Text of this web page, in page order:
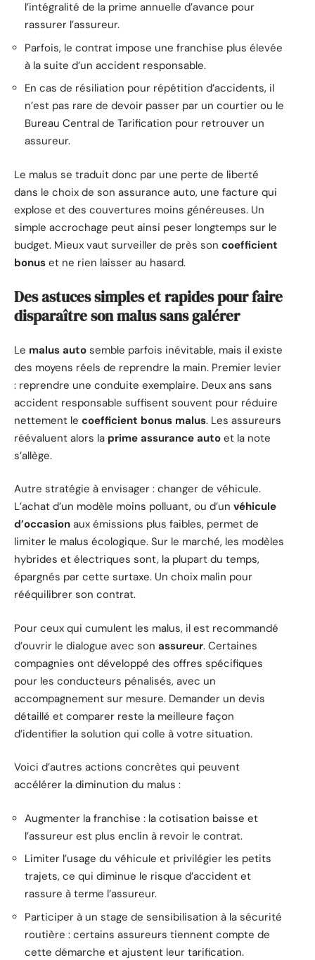
l’intégralité de la prime annuelle d’avance pour
rassurer l’assureur.
Parfois, le contrat impose une franchise plus élevée
à la suite d’un accident responsable.
En cas de résiliation pour répétition d’accidents, il
n’est pas rare de devoir passer par un courtier ou le
Bureau Central de Tarification pour retrouver un
assureur.
Le malus se traduit donc par une perte de liberté
dans le choix de son assurance auto, une facture qui
explose et des couvertures moins généreuses. Un
simple accrochage peut ainsi peser longtemps sur le
budget. Mieux vaut surveiller de près son coefficient
bonus et ne rien laisser au hasard.
Des astuces simples et rapides pour faire
disparaître son malus sans galérer
Le malus auto semble parfois inévitable, mais il existe
des moyens réels de reprendre la main. Premier levier
: reprendre une conduite exemplaire. Deux ans sans
accident responsable suffisent souvent pour réduire
nettement le coefficient bonus malus. Les assureurs
réévaluent alors la prime assurance auto et la note
s’allège.
Autre stratégie à envisager : changer de véhicule.
L’achat d’un modèle moins polluant, ou d’un véhicule
d’occasion aux émissions plus faibles, permet de
limiter le malus écologique. Sur le marché, les modèles
hybrides et électriques sont, la plupart du temps,
épargnés par cette surtaxe. Un choix malin pour
rééquilibrer son contrat.
Pour ceux qui cumulent les malus, il est recommandé
d’ouvrir le dialogue avec son assureur. Certaines
compagnies ont développé des offres spécifiques
pour les conducteurs pénalisés, avec un
accompagnement sur mesure. Demander un devis
détaillé et comparer reste la meilleure façon
d’identifier la solution qui colle à votre situation.
Voici d’autres actions concrètes qui peuvent
accélérer la diminution du malus :
Augmenter la franchise : la cotisation baisse et
l’assureur est plus enclin à revoir le contrat.
Limiter l’usage du véhicule et privilégier les petits
trajets, ce qui diminue le risque d’accident et
rassure à terme l’assureur.
Participer à un stage de sensibilisation à la sécurité
routière : certains assureurs tiennent compte de
cette démarche et ajustent leur tarification.